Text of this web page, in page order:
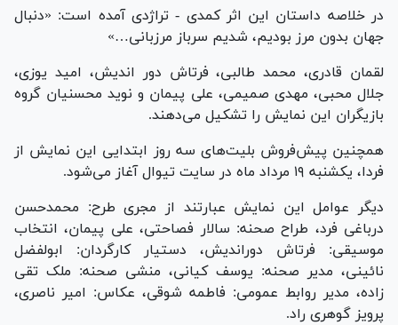
در خلاصه داستان این اثر کمدی - تراژدی آمده است: «دنبال
جهان بدون مرز بودیم، شدیم سرباز مرزبانی…»
لقمان قادری، محمد طالبی، فرتاش دور اندیش، امید یوزی،
جلال محبی، مهدی صمیمی، علی پیمان و نوید محسنیان گروه
بازیگران این نمایش را تشکیل می‌دهند.
همچنین پیش‌فروش بلیت‌های سه روز ابتدایی این نمایش از
فردا، یکشنبه ۱۹ مرداد ماه در سایت تیوال آغاز می‌شود.
دیگر عوامل این نمایش عبارتند از مجری طرح: محمدحسن
درباغی فرد، طراح صحنه: سالار فصاحتی، علی پیمان، انتخاب
موسیقی: فرتاش دوراندیش، دستیار کارگردان: ابولفضل
نائینی، مدیر صحنه: یوسف کیانی، منشی صحنه: ملک تقی
زاده، مدیر روابط عمومی: فاطمه شوقی، عکاس: امیر ناصری،
پرویز گوهری راد.